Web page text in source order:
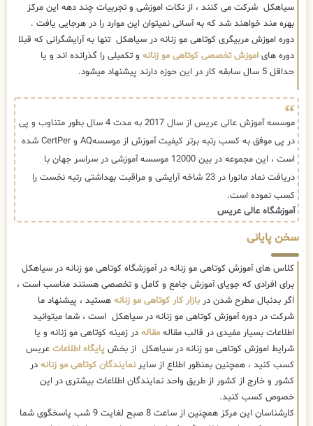
سیاهکل شرکت می کنند ، از نکات اموزشی و تجربیات چند دهه این مرکز
بهره مند خواهند شد که به آسانی نمیتوان این موارد را در هرجایی یافت .
دوره اموزش مربیگری کوتاهی مو زنانه در سیاهکل تنها به آرایشگرانی که قبلا
دوره های اموزش تخصصی کوتاهی مو زنانه و تکمیلی را گذرانده اند و یا
حداقل 5 سال سابقه کار در این حوزه دارند پیشنهاد میشود.
موسسه آموزش عالی عریس از سال 2017 به مدت 4 سال بطور متناوب و پی
در پی موفق به کسب رتبه برتر کیفیت آموزش از موسسهAQ و CertPer شده
است ، این مجموعه در بین 12000 موسسه آموزشی در سراسر جهان با
دریافت نماد مانورا در 23 شاخه آرایشی و مراقبت بهداشتی رتبه نخست را
کسب نموده است.
آموزشگاه عالی عریس
سخن پایانی
کلاس های آموزش کوتاهی مو زنانه در آموزشگاه کوتاهی مو زنانه در سیاهکل
برای افرادی که جویای آموزش جامع و کامل و تخصصی هستند مناسب است ،
اگر بدنبال مطرح شدن دربازار کار کوتاهی مو زنانه هستید ، پیشنهاد ما
شرکت در دوره آموزش کوتاهی مو زنانه در سیاهکل است ، شما میتوانید
اطلاعات بسیار مفیدی در قالب مقاله مقاله در زمینه کوتاهی مو زنانه و یا
شرایط اموزش کوتاهی مو زنانه در سیاهکل از بخش پایگاه اطلاعات عریس
کسب کنید ، همچنین بمنظور اطلاع از سایرنمایندگان کوتاهی مو زنانه در
کشور و خارج از کشور از طریق واحد نمایندگان اطلاعات بیشتری در این
خصوص کسب کنبد.
کارشناسان این مرکز همچنین از ساعت 8 صبح لغایت 9 شب پاسخگوی شما